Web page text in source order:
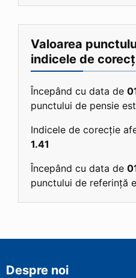
Valoarea
indicele de
Începând cu data de
punctului de pensie
Indicele de corecție
1.41
Începând cu data de
punctului de referință
Despre noi